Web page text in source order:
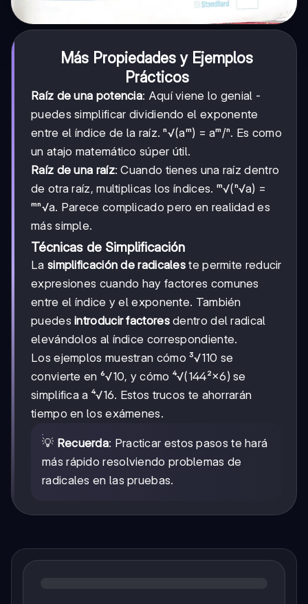
Más Propiedades y Ejemplos
Prácticos
Raíz de una potencia: Aquí viene lo genial -
puedes simplificar dividiendo el exponente
entre el índice de la raíz. ⁿ√(aᵐ) = aᵐ/ⁿ. Es como
un atajo matemático súper útil.
Raíz de una raíz: Cuando tienes una raíz dentro
de otra raíz, multiplicas los índices. ᵐ√(ⁿ√a) =
ᵐⁿ√a. Parece complicado pero en realidad es
más simple.
Técnicas de Simplificación
La simplificación de radicales te permite reducir
expresiones cuando hay factores comunes
entre el índice y el exponente. También
puedesintroducir factoresdentro del radical
elevándolos al índice correspondiente.
Los ejemplos muestran cómo ³√110 se
convierte en ⁶√10, y cómo ⁴√(144²×6) se
simplifica a ⁴√16. Estos trucos te ahorrarán
tiempo en los exámenes.
💡 Recuerda: Practicar estos pasos te hará
más rápido resolviendo problemas de
radicales en las pruebas.